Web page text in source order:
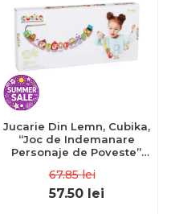
Jucarie Din Lemn, Cubika,
“Joc de Indemanare
Personaje de Poveste”
67.85 lei
57.50 lei